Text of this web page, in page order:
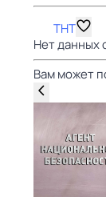
ТНТ
Нет данных
Вам может